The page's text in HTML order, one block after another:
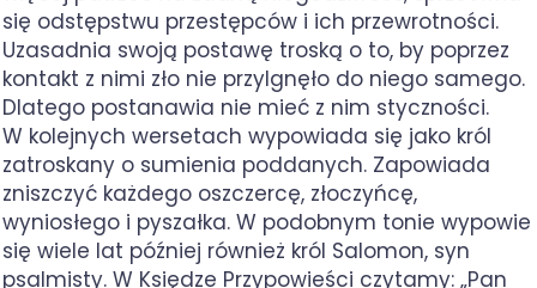
się odstępstwu przestępców i ich przewrotności.
Uzasadnia swoją postawę troską o to, by poprzez
kontakt z nimi zło nie przylgnęło do niego samego.
Dlatego postanawia nie mieć z nim styczności.
W kolejnych wersetach wypowiada się jako król
zatroskany o sumienia poddanych. Zapowiada
zniszczyć każdego oszczercę, złoczyńcę,
wyniosłego i pyszałka. W podobnym tonie wypowie
się wiele lat później również król Salomon, syn
psalmisty. W Księdze Przypowieści czytamy: „Pan